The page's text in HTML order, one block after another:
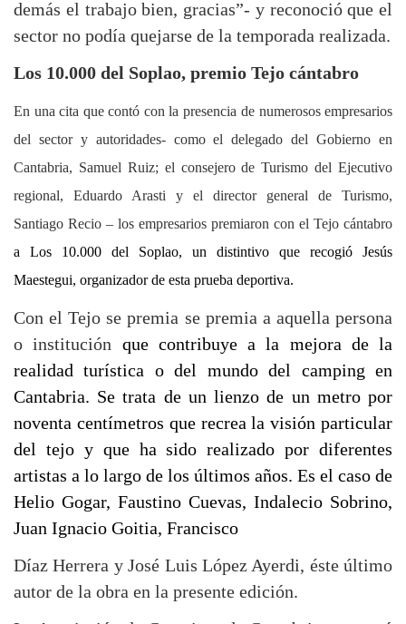
demás el trabajo bien, gracias”- y reconoció que el
sector no podía quejarse de la temporada realizada.
Los 10.000 del Soplao, premio Tejo cántabro
En una cita que contó con la presencia de numerosos empresarios
del sector y autoridades- como el delegado del Gobierno en
Cantabria, Samuel Ruiz; el consejero de Turismo del Ejecutivo
regional, Eduardo Arasti y el director general de Turismo,
Santiago Recio – los empresarios premiaron con el Tejo cántabro
a Los 10.000 del Soplao, un distintivo que recogió Jesús
Maestegui, organizador de esta prueba deportiva.
Con el Tejo se premia se premia a aquella persona
o institución que contribuye a la mejora de la
realidad turística o del mundo del camping en
Cantabria. Se trata deun lienzo de un metro por
noventa centímetros que recrea la visión particular
del tejo y que ha sido realizado por diferentes
artistas a lo largo de los últimos años. Es el caso de
Helio Gogar, Faustino Cuevas, Indalecio Sobrino,
Juan Ignacio Goitia, Francisco
Díaz Herrera y José Luis López Ayerdi, éste último
autor de la obra en la presente edición.